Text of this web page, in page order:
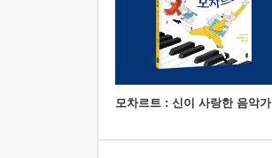
모차르트 : 신이 사랑한 음악가